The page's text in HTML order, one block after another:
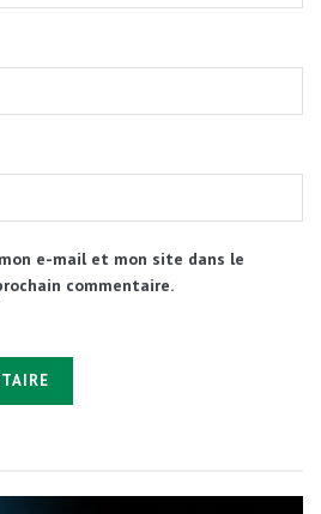
e-mail et mon site dans le
commentaire.